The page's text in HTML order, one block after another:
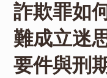
詐欺罪如
難成立迷
要件與刑